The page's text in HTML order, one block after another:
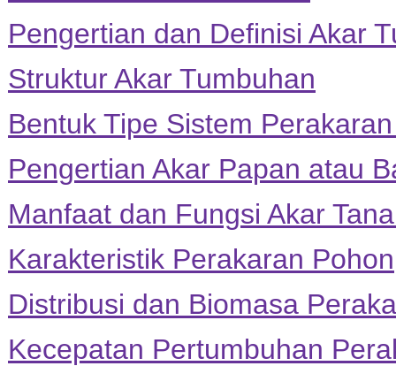
Pengertian dan Definisi Akar
Struktur Akar Tumbuhan
Bentuk Tipe Sistem
Pengertian Akar Papan atau
Manfaat dan Fungsi Akar
Karakteristik Perakaran Pohon
Distribusi dan Biomasa
Kecepatan Pertumbuhan